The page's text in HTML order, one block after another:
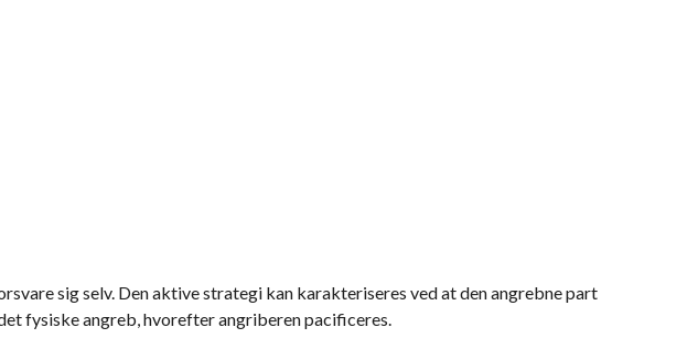
sig selv. Den aktive strategi kan karakteriseres ved at den angrebne part
fysiske angreb, hvorefter angriberen pacificeres.